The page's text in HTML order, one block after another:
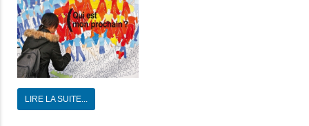
LIRE LA SUITE...